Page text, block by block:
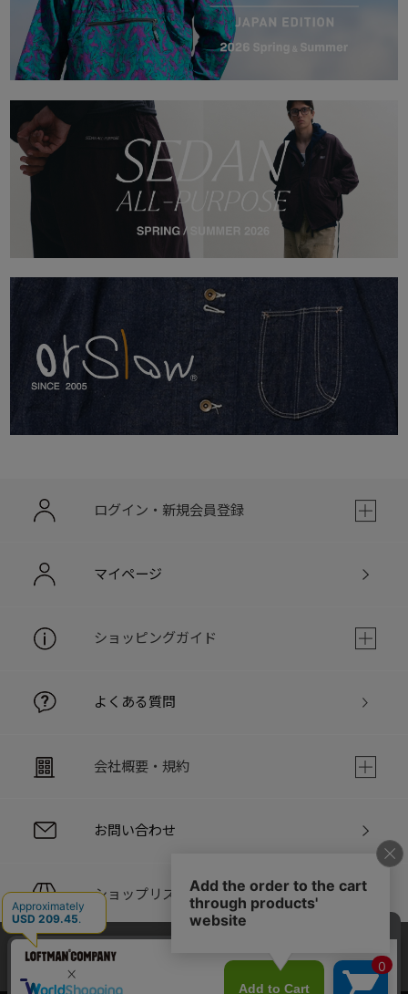
ログイン・新規会員登録
マイページ
ショッピングガイド
よくある質問
会社概要・規約
お問い合わせ
ショップリスト
PC版サイト
当サイトでは利用体験の向上およびコンテンツの最適な提供、ト
ラフィックの分析を目的としてCookieを使用しています。
サイトの閲覧を継続された場合、Cookieの利用に同意したことも